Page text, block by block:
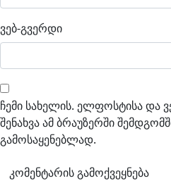
ვებ-გვერდი
ჩემი სახელის. ელფოსტისა და
შენახვა ამ ბრაუზერში
გამოსაყენებლად.